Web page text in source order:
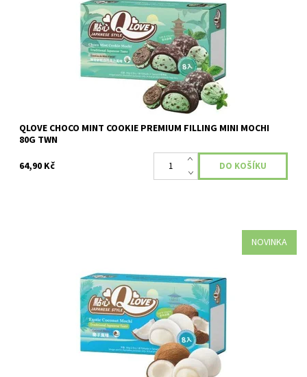
QLOVE CHOCO MINT COOKIE PREMIUM FILLING MINI MOCHI
80G TWN
64,90 Kč
NOVINKA